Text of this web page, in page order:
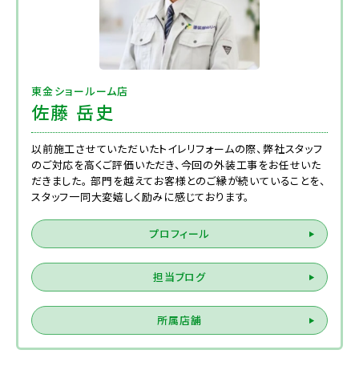
東金ショールーム店
佐藤 岳史
以前施工させていただいたトイレリフォームの際、弊社スタッフ
のご対応を高くご評価いただき、今回の外装工事をお任せいた
だきました。 部門を越えてお客様とのご縁が続いていることを、
スタッフ一同大変嬉しく励みに感じております。
プロフィール
担当ブログ
所属店舗